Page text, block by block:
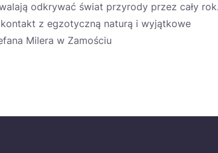
odkrywać świat przyrody przez cały rok.
z egzotyczną naturą i wyjątkowe
Milera w Zamościu